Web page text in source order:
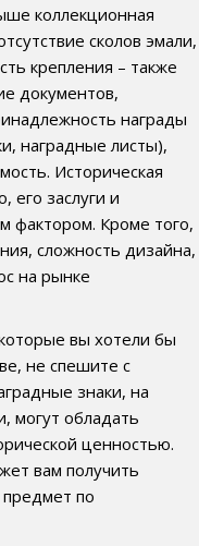
коллекционная
сколов эмали,
крепления – также
документов,
награды
наградные листы),
Историческая
его заслуги и
фактором. Кроме того,
сложность дизайна,
на рынке
вы хотели бы
не спешите с
знаки, на
могут обладать
ценностью.
вам получить
по